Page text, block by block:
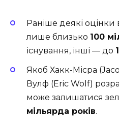
Раніше деякі
лише близько 100
існування, інші — до
Якоб Хакк-Місра
Вулф (Eric Wolf)
може залишатися
мільярда років.